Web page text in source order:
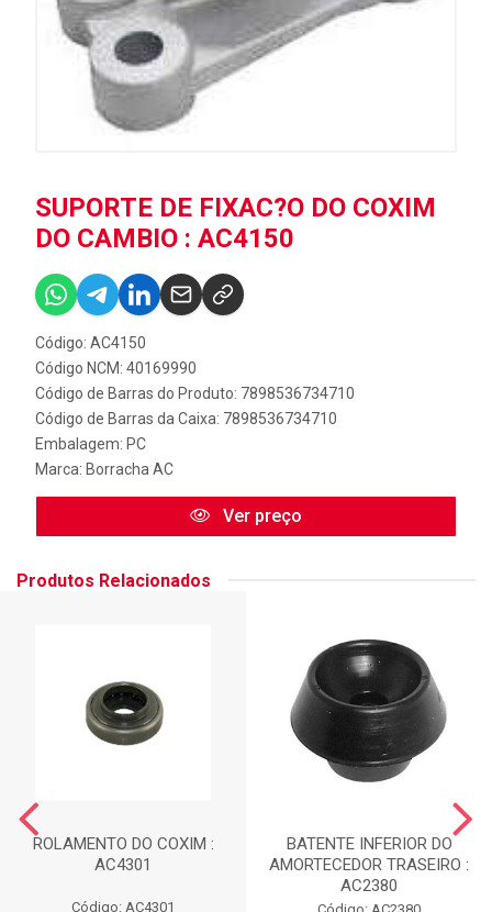
SUPORTE DE FIXAC?O DO COXIM
DO CAMBIO : AC4150
Código: AC4150
Código NCM: 40169990
Código de Barras do Produto: 7898536734710
Código de Barras da Caixa: 7898536734710
Embalagem: PC
Marca: Borracha AC
Ver preço
Produtos Relacionados
ROLAMENTO DO COXIM :
AC4301
Código: AC4301
BATENTE INFERIOR DO
AMORTECEDOR TRASEIRO :
AC2380